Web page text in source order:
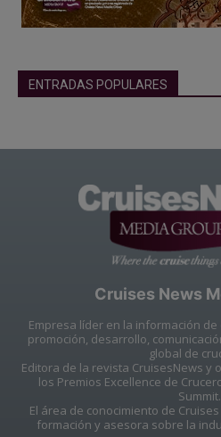
ENTRADAS POPULARES
Cruises News
Empresa líder en la información
promoción, desarrollo,
global de
Editora de la revista CruisesNews
los Premios Excellence de
Summit.
El área de conocimiento de
formación y asesora sobre la